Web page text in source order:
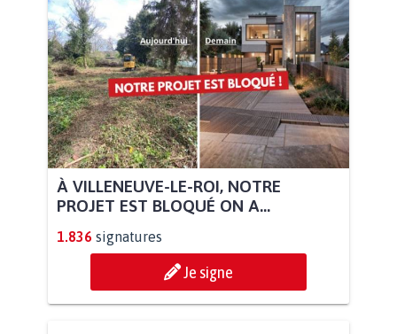
À VILLENEUVE-LE-ROI, NOTRE
PROJET EST BLOQUÉ ON A...
1.836 signatures
Je signe